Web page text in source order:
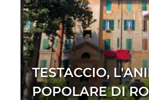
TESTACCIO,
POPOLARE DI